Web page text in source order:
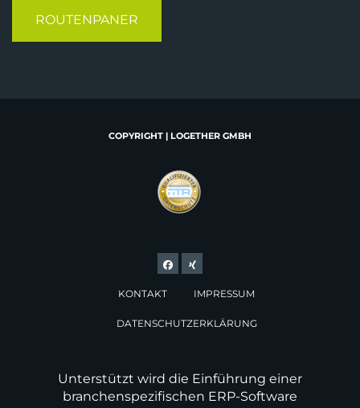
ROUTENPANER
COPYRIGHT | LOGETHER GMBH
KONTAKT IMPRESSUM
DATENSCHUTZERKLÄRUNG
Unterstützt wird die Einführung einer
branchenspezifischen ERP-Software